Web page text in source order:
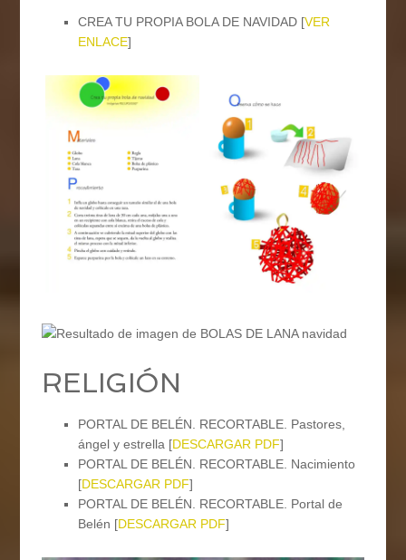
CREA TU PROPIA BOLA DE NAVIDAD [VER
ENLACE]
RELIGIÓN
PORTAL DE BELÉN. RECORTABLE. Pastores,
ángel y estrella [DESCARGAR PDF]
PORTAL DE BELÉN. RECORTABLE. Nacimiento
[DESCARGAR PDF]
PORTAL DE BELÉN. RECORTABLE. Portal de
Belén [DESCARGAR PDF]